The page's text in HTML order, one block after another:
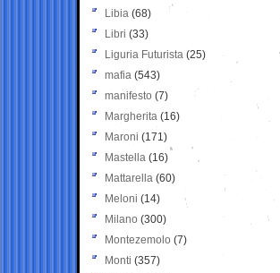
Libia (68)
Libri (33)
Liguria Futurista (25)
mafia (543)
manifesto (7)
Margherita (16)
Maroni (171)
Mastella (16)
Mattarella (60)
Meloni (14)
Milano (300)
Montezemolo (7)
Monti (357)